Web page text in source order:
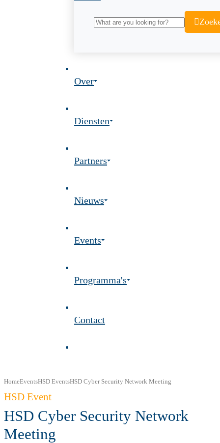
Over
Diensten
Partners
Nieuws
Events
Programma's
Contact
HomeEventsHSD EventsHSD Cyber Security Network Meeting
HSD Event
HSD Cyber Security Network
Meeting